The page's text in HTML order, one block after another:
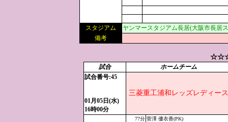
スタジアム
ヤンマースタジアム長居(大阪市長居
備考
試合
ホームチーム
試合番号:45
01月05日(水)
16時00分
三菱重工浦和レッズレディース
77分 菅澤 優衣香(PK)